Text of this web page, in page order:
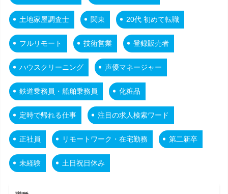
土地家屋調査士 関東 20代 初めて転職
フルリモート 技術営業 登録販売者
ハウスクリーニング 声優マネージャー
鉄道乗務員・船舶乗務員 化粧品
定時で帰れる仕事 注目の求人検索ワード
正社員 リモートワーク・在宅勤務 第二新卒
未経験 土日祝日休み